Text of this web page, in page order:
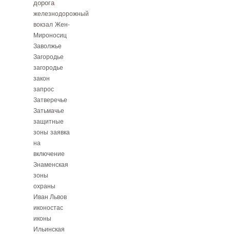
дорога
железнодорожный
вокзал Жен-
Мироносиц
Заволжье
Загородье
загородье
закон
запрос
Затверечье
Затьмачье
защитные
зоны заявка
на
включение
Знаменская
зоны
охраны
Иван Львов
иконостас
иконы
Ильинская